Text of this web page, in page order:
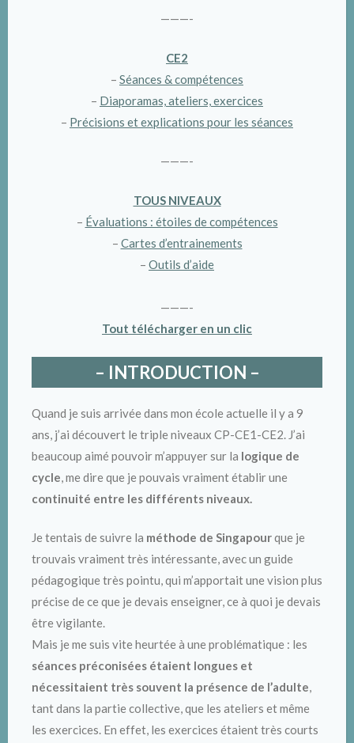
———-
CE2
– Séances & compétences
– Diaporamas, ateliers, exercices
– Précisions et explications pour les séances
———-
TOUS NIVEAUX
– Évaluations : étoiles de compétences
– Cartes d’entrainements
– Outils d’aide
———-
Tout télécharger en un clic
– INTRODUCTION –
Quand je suis arrivée dans mon école actuelle il y a 9
ans, j’ai découvert le triple niveaux CP-CE1-CE2. J’ai
beaucoup aimé pouvoir m’appuyer sur la logique de
cycle , me dire que je pouvais vraiment établir une
continuité entre les différents niveaux.
Je tentais de suivre la méthode de Singapourque je
trouvais vraiment très intéressante, avec un guide
pédagogique très pointu, qui m’apportait une vision plus
précise de ce que je devais enseigner, ce à quoi je devais
être vigilante.
Mais je me suis vite heurtée à une problématique : les
séances préconisées étaient longues et
nécessitaient très souvent la présence de l’adulte,
tant dans la partie collective, que les ateliers et même
les exercices. En effet, les exercices étaient très courts